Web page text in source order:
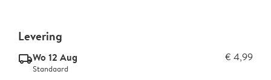
Levering
delivery_standard_v2Wo 12 Aug € 4,99
Standaard